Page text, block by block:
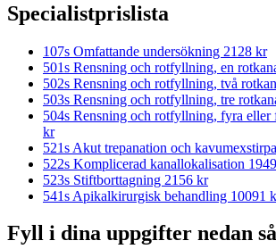
Specialistprislista
107s Omfattande undersökning 2128 kr
501s Rensning och rotfyllning, en
502s Rensning och rotfyllning, två
503s Rensning och rotfyllning, tre
504s Rensning och rotfyllning, fyra eller
kr
521s Akut trepanation och
522s Komplicerad kanallokalisation
523s Stiftborttagning 2156 kr
541s Apikalkirurgisk behandling 10091
Fyll i dina uppgifter nedan